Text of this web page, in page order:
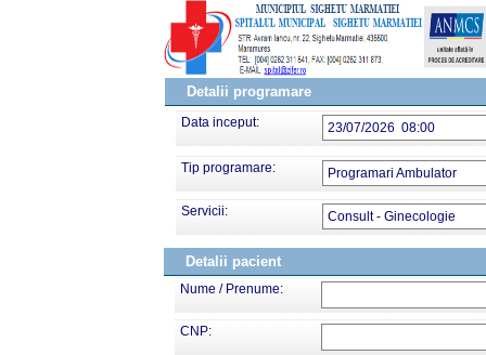
Detalii programare
Data inceput: 23/07/2026 08:00
Tip programare: Programari Ambulator
Servicii: Consult - Ginecologie
Detalii pacient
Nume / Prenume:
CNP: